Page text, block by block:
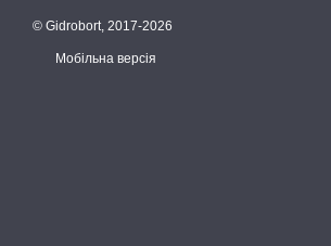
© Gidrobort, 2017-2026
Мобільна версія